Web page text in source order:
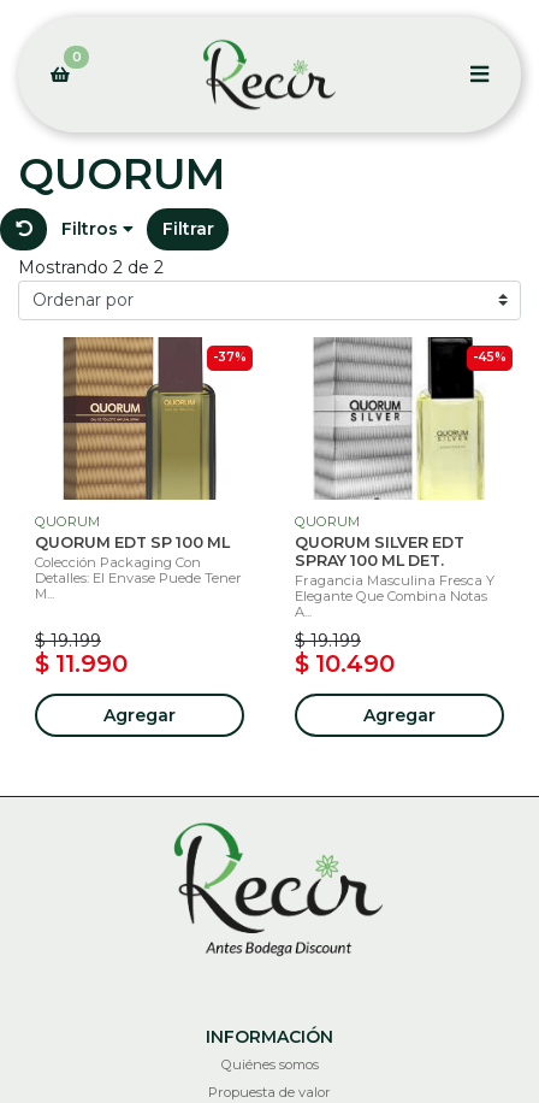
0
QUORUM
Filtros
Filtrar
Mostrando 2 de 2
-37%
QUORUM
QUORUM EDT SP 100 ML
Colección Packaging Con
Detalles: El Envase Puede Tener
M...
$ 19.199
$ 11.990
Agregar
-45%
QUORUM
QUORUM SILVER EDT
SPRAY 100 ML DET.
Fragancia Masculina Fresca Y
Elegante Que Combina Notas
A...
$ 19.199
$ 10.490
Agregar
INFORMACIÓN
Quiénes somos
Propuesta de valor